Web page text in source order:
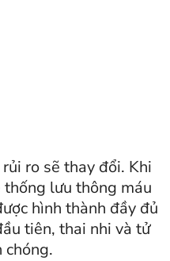
ro sẽ thay đổi. Khi
lưu thông máu
hình thành đầy đủ
tiên, thai nhi và tử
chóng.